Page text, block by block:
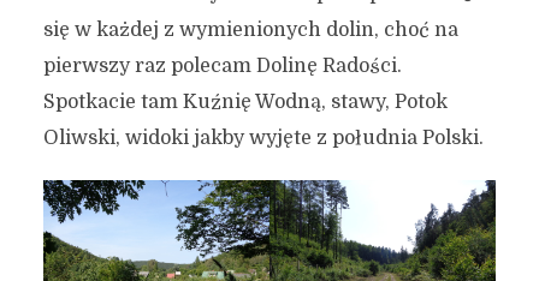
się w każdej z wymienionych dolin, choć na
pierwszy raz polecam Dolinę Radości.
Spotkacie tam Kuźnię Wodną, stawy, Potok
Oliwski, widoki jakby wyjęte z południa Polski.